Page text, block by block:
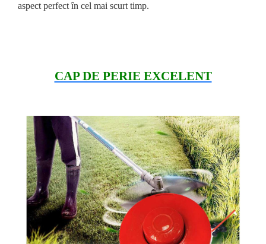
aspect perfect în cel mai scurt timp.
CAP DE PERIE EXCELENT